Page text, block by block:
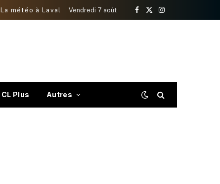
La météo à Laval Vendredi 7 août
Facebook
X
Instagram
CL Plus Autres